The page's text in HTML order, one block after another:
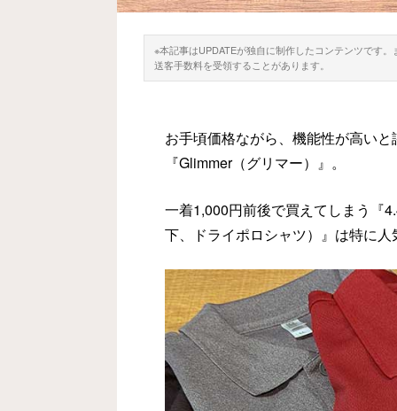
※本記事はUPDATEが独自に制作したコンテンツです
送客手数料を受領することがあります。
お手頃価格ながら、機能性が高い
『Glimmer（グリマー）』。
一着1,000円前後で買えてしまう『
下、ドライポロシャツ）』は特に人